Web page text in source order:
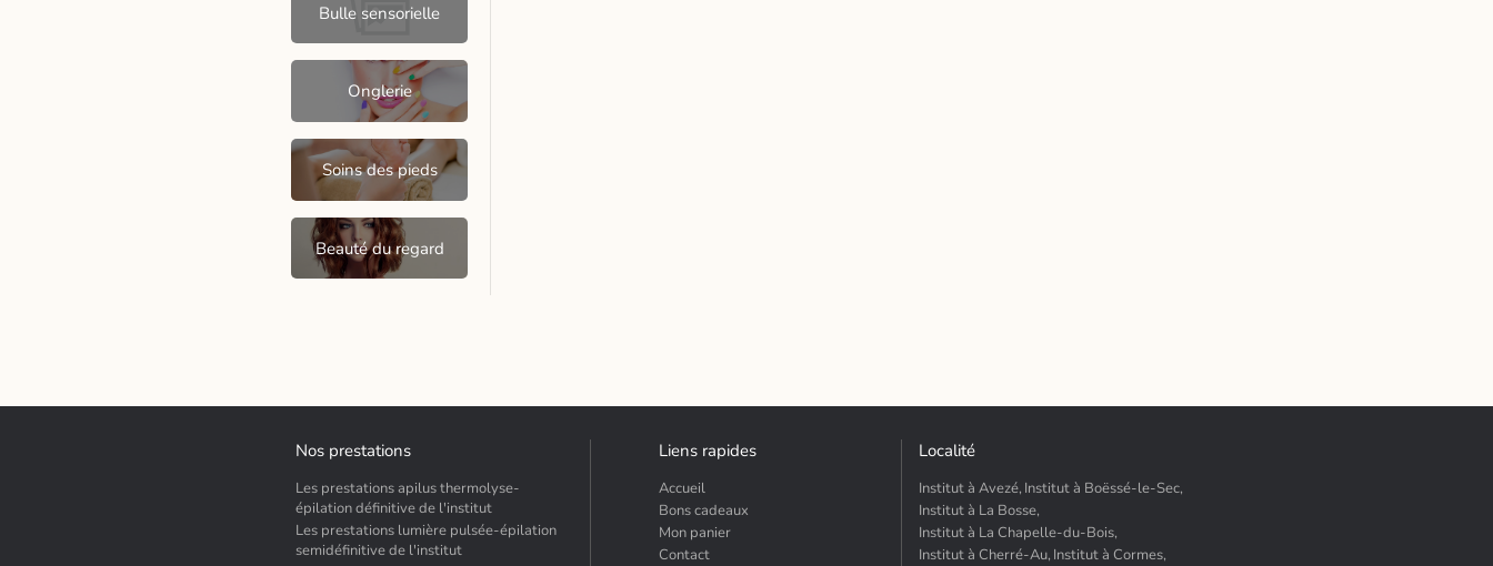
Bulle sensorielle
Onglerie
Soins des pieds
Beauté du regard
Nos prestations
Les prestations apilus thermolyse-
épilation définitive de l'institut
Les prestations lumière pulsée-épilation
semidéfinitive de l'institut
Liens rapides
Accueil
Bons cadeaux
Mon panier
Contact
Localité
Institut à Avezé, Institut à Boëssé-le-Sec,
Institut à La Bosse,
Institut à La Chapelle-du-Bois,
Institut à Cherré-Au, Institut à Cormes,